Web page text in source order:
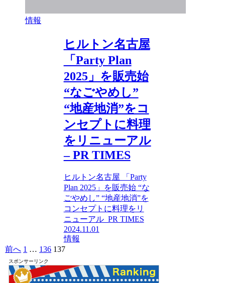
情報
ヒルトン名古屋
「Party Plan
2025」を販売始
“なごやめし”
“地産地消”をコ
ンセプトに料理
をリニューアル
– PR TIMES
ヒルトン名古屋 「Party
Plan 2025」を販売始 “な
ごやめし” “地産地消”を
コンセプトに料理をリ
ニューアル PR TIMES
2024.11.01
情報
前へ 1 … 136 137
スポンサーリンク